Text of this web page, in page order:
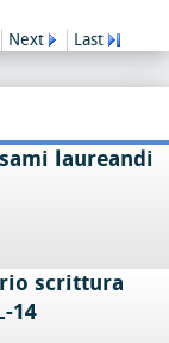
Next Last
laureandi
scrittura
14